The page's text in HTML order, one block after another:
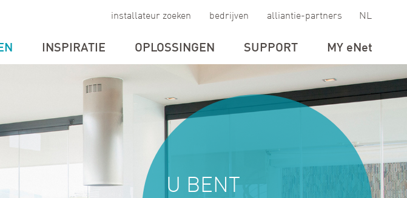
NL
installateur zoeken bedrijven alliantie-partners
INSPIRATIE OPLOSSINGEN SUPPORT MY eNet
U BENT